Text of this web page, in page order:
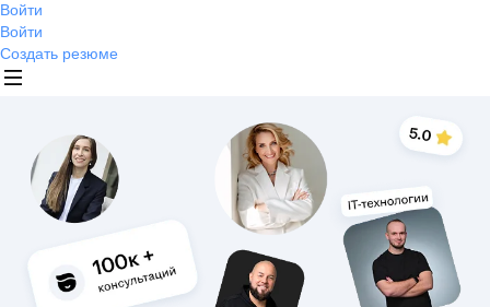
Войти
Войти
Создать резюме